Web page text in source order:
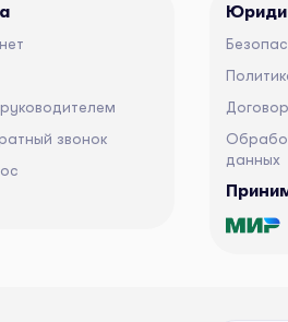
звонок
данных